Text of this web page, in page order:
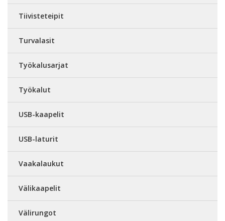
Tiivisteteipit
Turvalasit
Työkalusarjat
Työkalut
USB-kaapelit
USB-laturit
Vaakalaukut
Välikaapelit
Välirungot